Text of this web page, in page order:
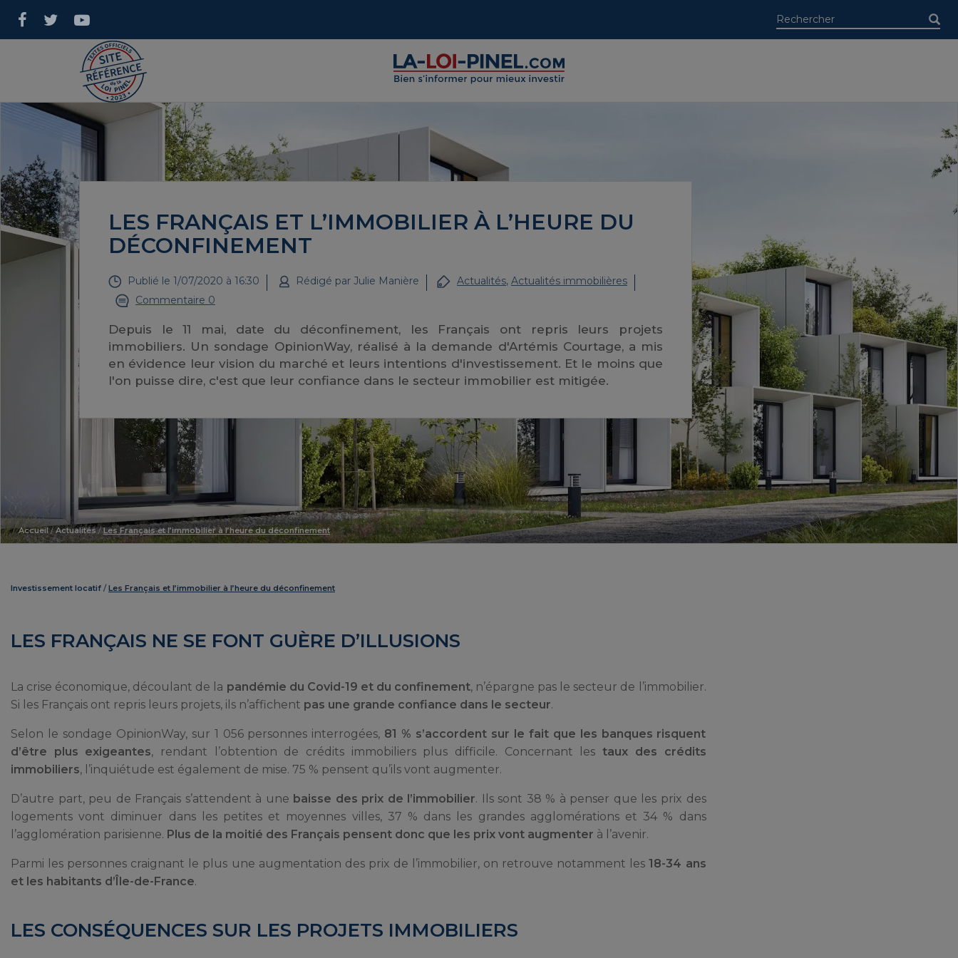
LES FRANÇAIS ET L’IMMOBILIER À L’HEURE DU
DÉCONFINEMENT
Publié le 1/07/2020 à 16:30 Rédigé par Julie Manière Actualités, Actualités immobilières
Commentaire 0
Depuis le 11 mai, date du déconfinement, les Français ont repris leurs projets
immobiliers. Un sondage OpinionWay, réalisé à la demande d'Artémis Courtage, a mis
en évidence leur vision du marché et leurs intentions d'investissement. Et le moins que
l'on puisse dire, c'est que leur confiance dans le secteur immobilier est mitigée.
Accueil/Actualités/Les Français et l’immobilier à l’heure du déconfinement
Investissement locatif Les Français et l’immobilier à l’heure du déconfinement
LES FRANÇAIS NE SE FONT GUÈRE D’ILLUSIONS
La crise économique, découlant de la pandémie du Covid-19 et du confinement, n’épargne pas le secteur de l’immobilier.
Si les Français ont repris leurs projets, ils n’affichent pas une grande confiance dans le secteur.
Selon le sondage OpinionWay, sur 1 056 personnes interrogées, 81 % s’accordent sur le fait que les banques risquent
d’être plus exigeantes, rendant l’obtention de crédits immobiliers plus difficile. Concernant lestaux des crédits
immobiliers, l’inquiétude est également de mise. 75 % pensent qu’ils vont augmenter.
D’autre part, peu de Français s’attendent à une baisse des prix de l’immobilier. Ils sont 38 % à penser que les prix des
logements vont diminuer dans les petites et moyennes villes, 37 % dans les grandes agglomérations et 34 % dans
l’agglomération parisienne. Plus de la moitié des Français pensent donc que les prix vont augmenter à l’avenir.
Parmi les personnes craignant le plus une augmentation des prix de l’immobilier, on retrouve notamment les18-34 ans
et les habitants d’Île-de-France.
LES CONSÉQUENCES SUR LES PROJETS IMMOBILIERS